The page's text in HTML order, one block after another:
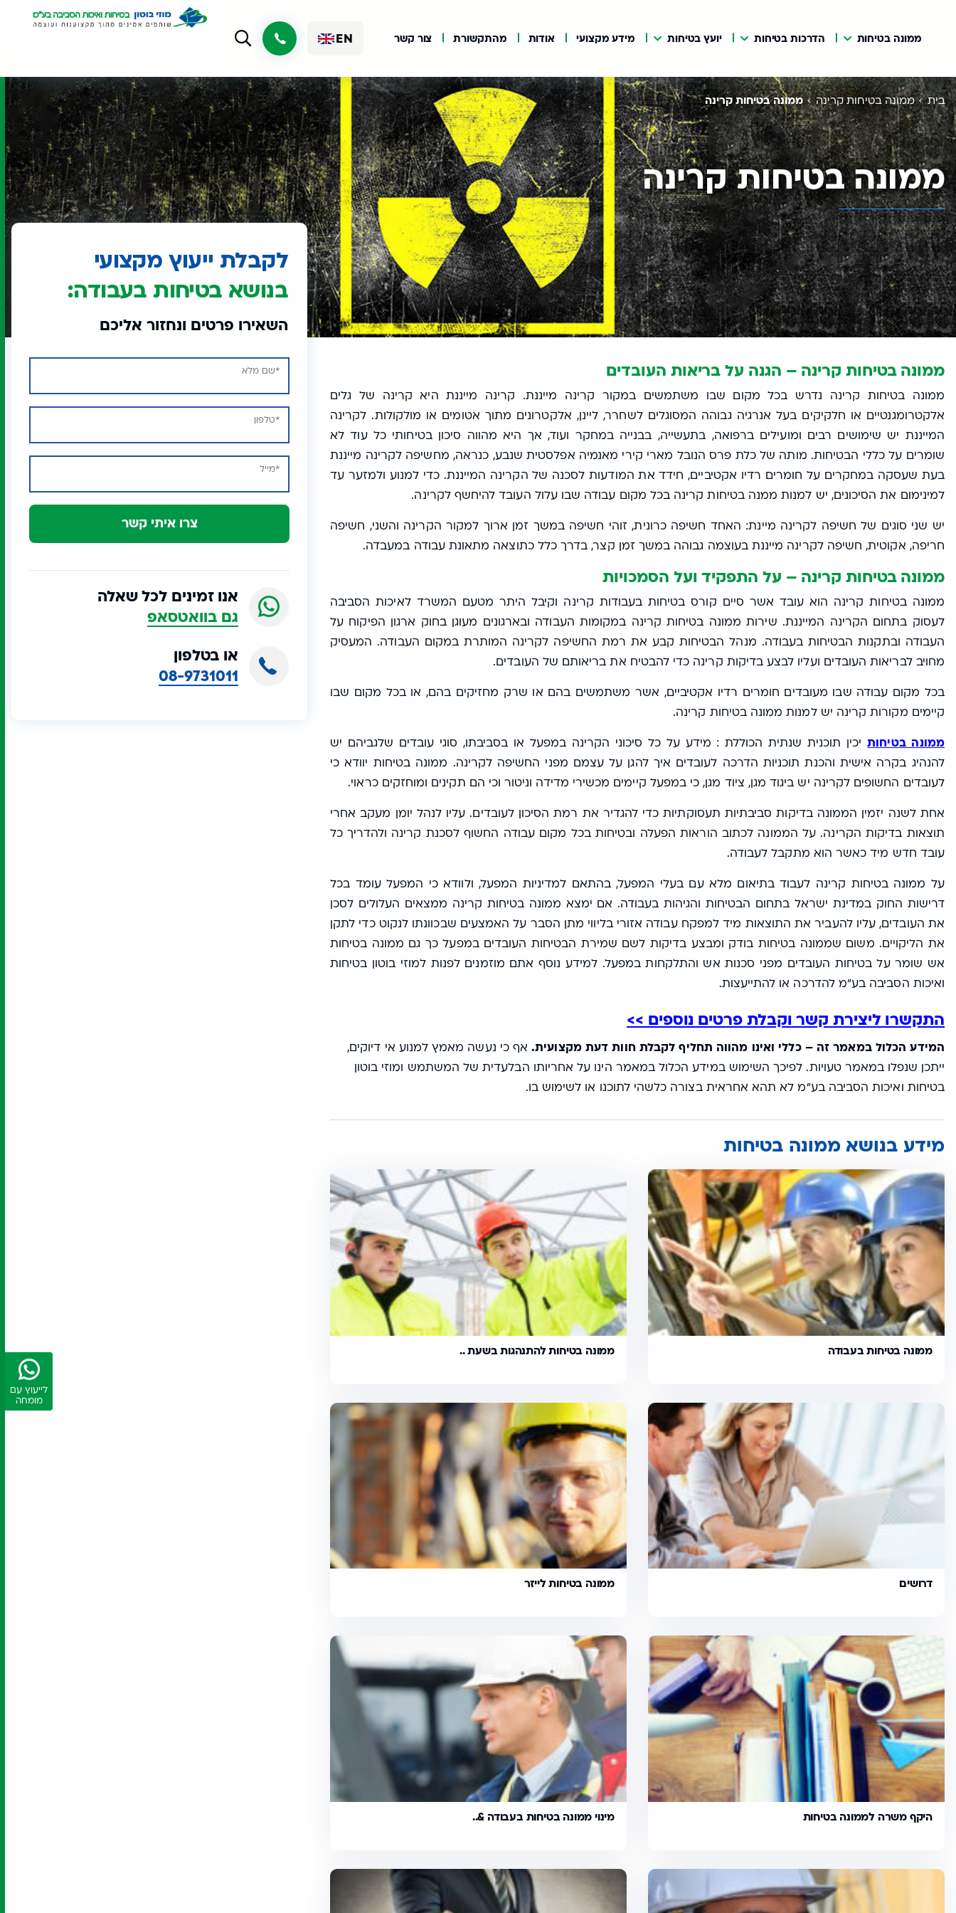
ממונה בטיחות הדרכות בטיחות יועץ בטיחות מידע מקצועי אודות מהתקשורת צור קשר EN
בית ממונה בטיחות קרינה ממונה בטיחות קרינה
ממונה בטיחות קרינה
ממונה בטיחות קרינה – הגנה על בריאות העובדים
ממונה בטיחות קרינה נדרש בכל מקום שבו משתמשים במקור קרינה מייננת. קרינה מייננת היא קרינה של גלים
אלקטרומגנטיים או חלקיקים בעל אנרגיה גבוהה המסוגלים לשחרר, ליינן, אלקטרונים מתוך אטומים או מולקולות. לקרינה
המייננת יש שימושים רבים ומועילים ברפואה, בתעשייה, בבנייה במחקר ועוד, אך היא מהווה סיכון בטיחותי כל עוד לא
שומרים על כללי הבטיחות. מותה של כלת פרס הנובל מארי קירי מאנמיה אפלסטית שנבע, כנראה, מחשיפה לקרינה מייננת
בעת שעסקה במחקרים על חומרים רדיו אקטיביים, חידד את המודעות לסכנה של הקרינה המייננת. כדי למנוע ולמזער עד
למינימום את הסיכונים, יש למנות ממנה בטיחות קרינה בכל מקום עבודה שבו עלול העובד להיחשף לקרינה.
יש שני סוגים של חשיפה לקרינה מיינת: האחד חשיפה כרונית, זוהי חשיפה במשך זמן ארוך למקור הקרינה והשני, חשיפה
חריפה, אקוטית, חשיפה לקרינה מייננת בעוצמה גבוהה במשך זמן קצר, בדרך כלל כתוצאה מתאונת עבודה במעבדה.
ממונה בטיחות קרינה – על התפקיד ועל הסמכויות
ממונה בטיחות קרינה הוא עובד אשר סיים קורס בטיחות בעבודות קרינה וקיבל היתר מטעם המשרד לאיכות הסביבה
לעסוק בתחום הקרינה המייננת. שירות ממונה בטיחות קרינה במקומות העבודה ובארגונים מעוגן בחוק ארגון הפיקוח על
העבודה ובתקנות הבטיחות בעבודה. מנהל הבטיחות קבע את רמת החשיפה לקרינה המותרת במקום העבודה. המעסיק
מחויב לבריאות העובדים ועליו לבצע בדיקות קרינה כדי להבטיח את בריאותם של העובדים.
בכל מקום עבודה שבו מעובדים חומרים רדיו אקטיביים, אשר משתמשים בהם או שרק מחזיקים בהם, או בכל מקום שבו
קיימים מקורות קרינה יש למנות ממונה בטיחות קרינה.
ממונה בטיחותיכין תוכנית שנתית הכוללת : מידע על כל סיכוני הקרינה במפעל או בסביבתו, סוגי עובדים שלגביהם יש
להנהיג בקרה אישית והכנת תוכניות הדרכה לעובדים איך להגן על עצמם מפני החשיפה לקרינה. ממונה בטיחות יוודא כי
לעובדים החשופים לקרינה יש ביגוד מגן, ציוד מגן, כי במפעל קיימים מכשירי מדידה וניטור וכי הם תקינים ומוחזקים כראוי.
אחת לשנה יזמין הממונה בדיקות סביבתיות תעסוקתיות כדי להגדיר את רמת הסיכון לעובדים. עליו לנהל יומן מעקב אחרי
תוצאות בדיקות הקרינה. על הממונה לכתוב הוראות הפעלה ובטיחות בכל מקום עבודה החשוף לסכנת קרינה ולהדריך כל
עובד חדש מיד כאשר הוא מתקבל לעבודה.
על ממונה בטיחות קרינה לעבוד בתיאום מלא עם בעלי המפעל, בהתאם למדיניות המפעל, ולוודא כי המפעל עומד בכל
דרישות החוק במדינת ישראל בתחום הבטיחות והגיהות בעבודה. אם ימצא ממונה בטיחות קרינה ממצאים העלולים לסכן
את העובדים, עליו להעביר את התוצאות מיד למפקח עבודה אזורי בליווי מתן הסבר על האמצעים שבכוונתו לנקוט כדי לתקן
את הליקויים. משום שממונה בטיחות בודק ומבצע בדיקות לשם שמירת הבטיחות העובדים במפעל כך גם ממונה בטיחות
אש שומר על בטיחות העובדים מפני סכנות אש והתלקחות במפעל. למידע נוסף אתם מוזמנים לפנות למוזי בוטון בטיחות
ואיכות הסביבה בע"מ להדרכה או להתייעצות.
התקשרו ליצירת קשר וקבלת פרטים נוספים >>
המידע הכלול במאמר זה – כללי ואינו מהווה תחליף לקבלת חוות דעת מקצועית.אף כי נעשה מאמץ למנוע אי דיוקים,
ייתכן שנפלו במאמר טעויות. לפיכך השימוש במידע הכלול במאמר הינו על אחריותו הבלעדית של המשתמש ומוזי בוטון
בטיחות ואיכות הסביבה בע"מ לא תהא אחראית בצורה כלשהי לתוכנו או לשימוש בו.
מידע בנושא ממונה בטיחות
ממונה בטיחות בעבודה ממונה בטיחות להתנהגות בשעת ..
דרושים ממונה בטיחות לייזר
היקף משרה לממונה בטיחות מינוי ממונה בטיחות בעבודה &..
לקבלת ייעוץ מקצועי
בנושא בטיחות בעבודה:
השאירו פרטים ונחזור אליכם
צרו איתי קשר
אנו זמינים לכל שאלה
גם בוואטסאפ
או בטלפון
08-9731011
לייעוץ עם
מומחה